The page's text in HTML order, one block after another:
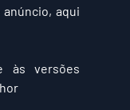
anúncio, aqui
às versões